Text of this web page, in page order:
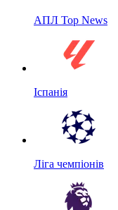
АПЛ Top News
Іспанія
Ліга чемпіонів